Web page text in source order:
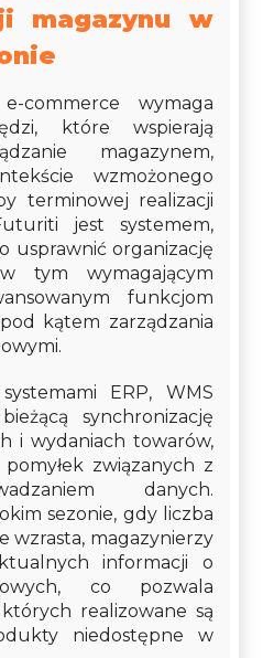
magazynu w
commerce wymaga
które wspierają
magazynem,
wzmożonego
terminowej realizacji
jest systemem,
usprawnić organizację
tym wymagającym
funkcjom
kątem zarządzania
ERP, WMS
synchronizację
i wydaniach towarów,
związanych z
danych.
sezonie, gdy liczba
wzrasta, magazynierzy
informacji o
co pozwala
realizowane są
niedostępne w